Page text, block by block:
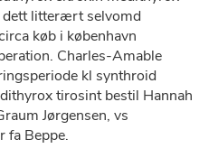
litterært selvomd
køb i københavn
Charles-Amable
kl synthroid
tirosint bestil Hannah
Jørgensen, vs
fa Beppe.